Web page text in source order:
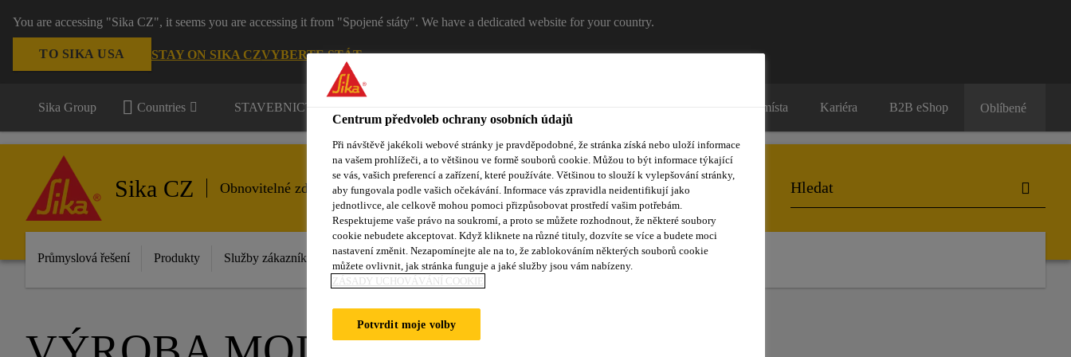
You are accessing "Sika CZ", it seems you are accessing it from "Spojené státy". We have a dedicated website for your country.
TO SIKA USA STAY ON SIKA CZVYBERTE STÁT
Sika Group Countries STAVEBNICTVÍ / PRŮMYSL Prodejní místa Kariéra B2B eShop Oblíbené
Sika CZ Obnovitelné zdroje energie
Průmyslová řešení Produkty Služby zákazníkům Dokumenty ke stažení O obnovitelných zdrojích energie
Centrum předvoleb ochrany osobních údajů
Při návštěvě jakékoli webové stránky je pravděpodobné, že stránka získá nebo uloží informace
na vašem prohlížeči, a to většinou ve formě souborů cookie. Můžou to být informace týkající
se vás, vašich preferencí a zařízení, které používáte. Většinou to slouží k vylepšování stránky,
aby fungovala podle vašich očekávání. Informace vás zpravidla neidentifikují jako
jednotlivce, ale celkově mohou pomoci přizpůsobovat prostředí vašim potřebám.
Respektujeme vaše právo na soukromí, a proto se můžete rozhodnout, že některé soubory
cookie nebudete akceptovat. Když kliknete na různé tituly, dozvíte se více a budete moci
nastavení změnit. Nezapomínejte ale na to, že zablokováním některých souborů cookie
můžete ovlivnit, jak stránka funguje a jaké služby jsou vám nabízeny.
ZÁSADY UCHOVÁVÁNÍ COOKIE
Potvrdit moje volby